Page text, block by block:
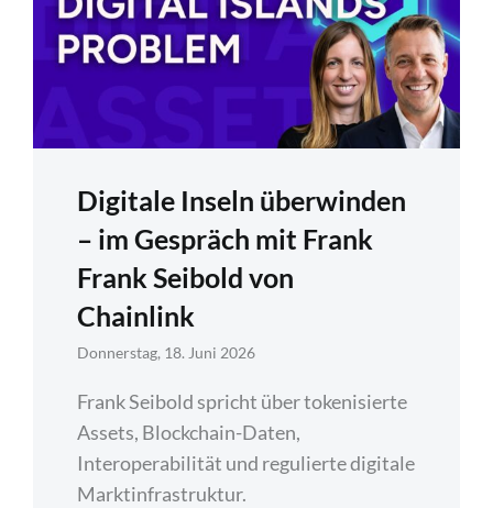
Digitale Inseln überwinden
– im Gespräch mit Frank
Frank Seibold von
Chainlink
Donnerstag, 18. Juni 2026
Frank Seibold spricht über tokenisierte
Assets, Blockchain-Daten,
Interoperabilität und regulierte digitale
Marktinfrastruktur.